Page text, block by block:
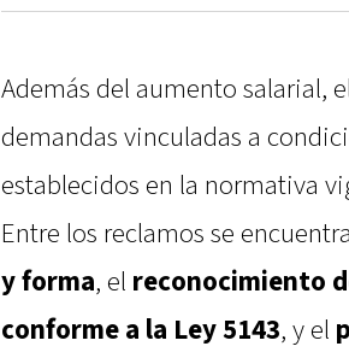
Además del aumento salarial,
demandas vinculadas a
establecidos en la normativa
Entre los reclamos se
y forma, el reconocimiento
conforme a la Ley 5143, y el